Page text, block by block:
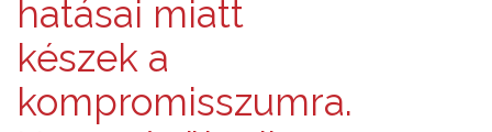
hatásai miatt
készek a
kompromisszumra.